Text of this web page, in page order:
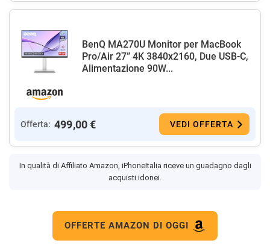
BenQ MA270U Monitor per MacBook
Pro/Air 27” 4K 3840x2160, Due USB-C,
Alimentazione 90W...
Offerta: 499,00 € VEDI OFFERTA
In qualità di Affiliato Amazon, iPhoneItalia riceve un guadagno dagli
acquisti idonei.
OFFERTE AMAZON DI OGGI